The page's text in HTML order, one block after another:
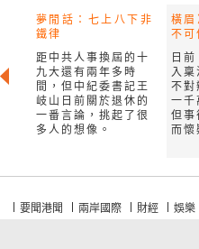
夢閒話：七上八下非
鐵律
距中共人事換屆的十
九大還有兩年多時
間，但中紀委書記王
岐山日前關於退休的
一番言論，挑起了很
多人的想像。
橫眉
不可
日
入稟
不對
一千
但事
而
要聞港聞 兩岸國際 財經 娛樂